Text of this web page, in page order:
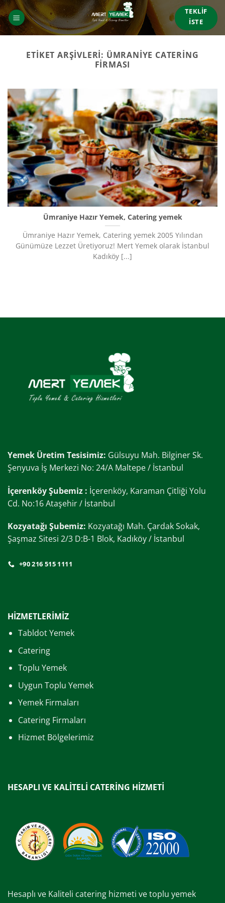
İçeriğe
atla
TEKLIF
İSTE
ETIKET ARŞIVLERI: ÜMRANIYE CATERING
FIRMASI
Ümraniye Hazır Yemek, Catering yemek
Ümraniye Hazır Yemek, Catering yemek 2005 Yılından
Günümüze Lezzet Üretiyoruz!​ Mert Yemek olarak İstanbul
Kadıköy [...]
Yemek Üretim Tesisimiz: Gülsuyu Mah. Bilginer Sk.
Şenyuva İş Merkezi No: 24/A Maltepe / İstanbul
İçerenköy Şubemiz : İçerenköy, Karaman Çitliği Yolu
Cd. No:16 Ataşehir / İstanbul
Kozyatağı Şubemiz: Kozyatağı Mah. Çardak Sokak,
Şaşmaz Sitesi 2/3 D:B-1 Blok, Kadıköy / İstanbul
+90 216 515 1111
HİZMETLERİMİZ
Tabldot Yemek
Catering
Toplu Yemek
Uygun Toplu Yemek
Yemek Firmaları
Catering Firmaları
Hizmet Bölgelerimiz
HESAPLI VE KALİTELİ CATERİNG HİZMETİ
Hesaplı ve Kaliteli catering hizmeti ve toplu yemek